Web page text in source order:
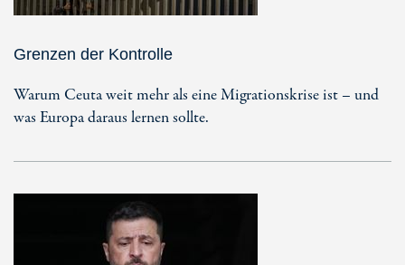
Grenzen der Kontrolle
Warum Ceuta weit mehr als eine Migrationskrise ist – und
was Europa daraus lernen sollte.